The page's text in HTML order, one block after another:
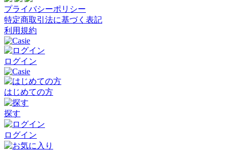
プライバシーポリシー
特定商取引法に基づく表記
利用規約
ログイン
はじめての方
探す
ログイン